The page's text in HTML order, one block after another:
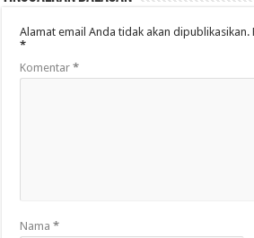
Alamat email Anda tidak akan dipublikasikan.
*
Komentar*
Nama*